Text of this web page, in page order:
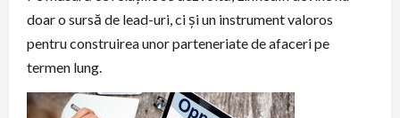
doar o sursă de lead-uri, ci și un instrument valoros
pentru construirea unor parteneriate de afaceri pe
termen lung.